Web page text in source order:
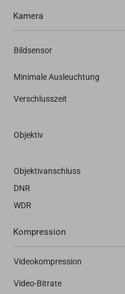
Kamera
Bildsensor
Minimale Ausleuchtung
Verschlusszeit
Objektiv
Objektivanschluss
DNR
WDR
Kompression
Videokompression
Video-Bitrate